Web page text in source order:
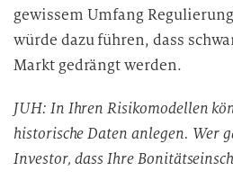
gewissem Umfang
würde dazu führen, dass
Markt gedrängt werden.
JUH: In Ihren Risikomodellen
historische Daten anlegen. Wer
Investor, dass Ihre